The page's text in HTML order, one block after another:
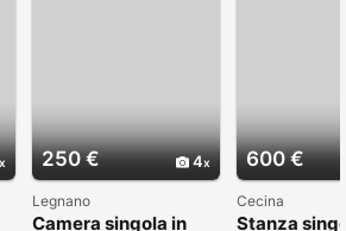
250 € 4
Legnano
Camera singola in
600 €
Cecina
Stanza